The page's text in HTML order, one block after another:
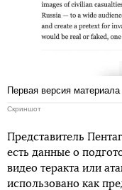
Первая версия материала
Скриншот
Представитель
есть данные о
видео теракта или
использовано как